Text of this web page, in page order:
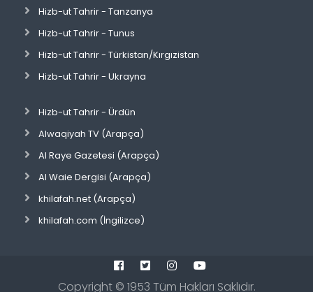
Hizb-ut Tahrir - Tanzanya
Hizb-ut Tahrir - Tunus
Hizb-ut Tahrir - Türkistan/Kırgızistan
Hizb-ut Tahrir - Ukrayna
Hizb-ut Tahrir - Ürdün
Alwaqiyah TV (Arapça)
Al Raye Gazetesi (Arapça)
Al Waie Dergisi (Arapça)
khilafah.net (Arapça)
khilafah.com (İngilizce)
Copyright © 1953 Tüm Hakları Saklıdır.